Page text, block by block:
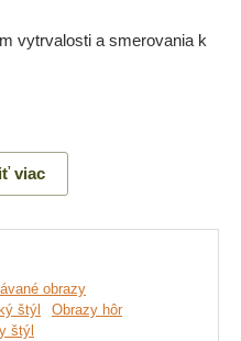
vytrvalosti a smerovania k
viac
obrazy
štýl
Obrazy hôr
štýl